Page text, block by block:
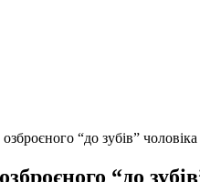
“до зубів”
“до